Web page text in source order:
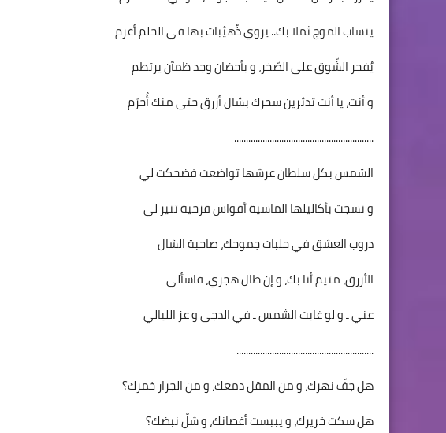
ينساب الموج ثملا بك.. يروي ذُهيْبات بها في الحلم أغرم
يُفجر الشّوق على الصّخر، و بأحضان وجد ظمآن يرتطم
و أنت، يا أنت تدثرين سحرك بشال أزرق حتى منك أُحرَم
...........................................................
الشمس بكل سلطان عرشها تواضعت فضحكت لي
و نسجت بأكاليلها الماسية أقواس قزحية تنير لي
دروب العشق في حلبات جموحك، صاحبة الشال
الأزرق، متيم أنا بك، و إن طال هجري، فاسألي
عني ـ و لو غابت الشمس ـ في الدجى و عز الليالي
..........................................................
هل جفّ نهرك، و من المقل دمعك، و من الجرار خمرك؟
هل سكت خريرك، و يببست أغصانك، و شلّ نبضك؟